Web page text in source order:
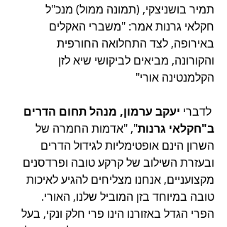
תמיר בושניצקי, (תמונה ממול) מנכ"ל
חקלאי גרנות אמר: "משברי האקלים
באירופה, לצד התחלואה החורפית
והקורונה, מביאים לביקושי שיא לזן
הקלמנטינה אורי"
יעקב ערמון, מנהל תחום הדרים
ב"חקלאי גרנות", "אדמות החמרה של
השרון הינם אופטימליות לגידול הדרים
ובעזרת השילוב של קרקע טובה ופרדסנים
מקצועניים, אנחנו מצליחים להגיע לאיכות
טובה במיוחד בזן המוביל שלנו, האורי.
הפרי הגדל באזורנו הינו פרי חלק ונקי, בעל